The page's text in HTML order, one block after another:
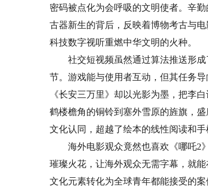
密码被点化为会呼吸的文明使者。辛
古器新生的背后，反映着博物考古‌与
科技数字视听重燃中华文明的火种。
社交短视频虽然通过算法推送形成
节。游戏能与使用者互动，但其任务
《长安三万里》却以光影为墨，把
鹤楼檐角的铜铃到塞外雪原的旌旗，
文化认同，超越了绘本的线性阅读和
海外电影观众竟然也喜欢《哪吒2》
璀璨火花，让海外观众无需字幕，就
文化元素转化为全球青年都能接受的